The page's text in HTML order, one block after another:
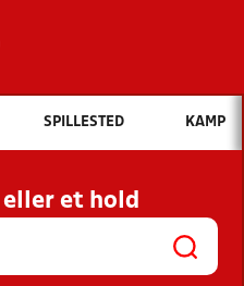
Hvad vil du søge efter?
OG NYHEDER
KLUBBER OG
SPILLESTED KAMP
eller et hold